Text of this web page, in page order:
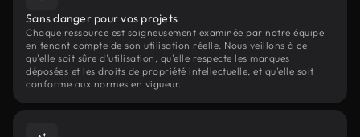
Sans danger pour vos projets
Chaque ressource est soigneusement examinée par notre équipe
en tenant compte de son utilisation réelle. Nous veillons à ce
qu'elle soit sûre d'utilisation, qu'elle respecte les marques
déposées et les droits de propriété intellectuelle, et qu'elle soit
conforme aux normes en vigueur.